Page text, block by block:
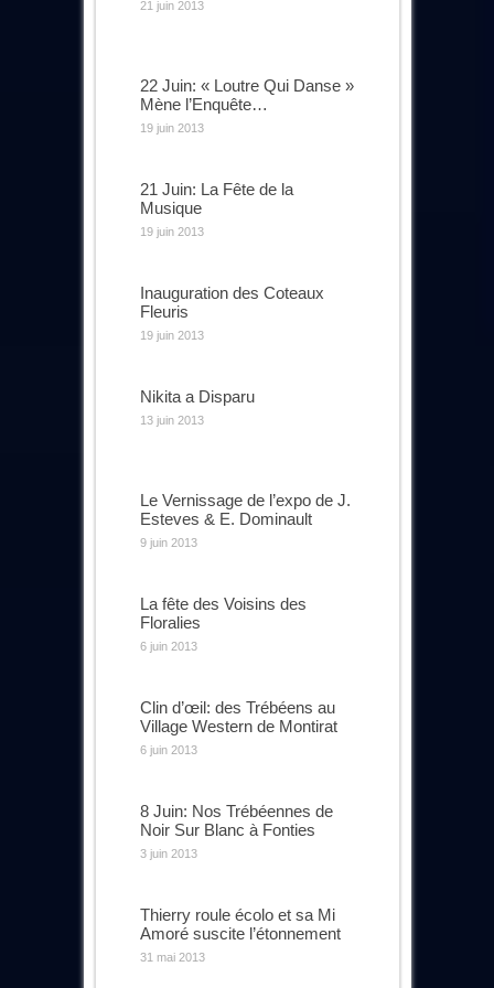
21 juin 2013
22 Juin: « Loutre Qui Danse »
Mène l’Enquête…
19 juin 2013
21 Juin: La Fête de la
Musique
19 juin 2013
Inauguration des Coteaux
Fleuris
19 juin 2013
Nikita a Disparu
13 juin 2013
Le Vernissage de l’expo de J.
Esteves & E. Dominault
9 juin 2013
La fête des Voisins des
Floralies
6 juin 2013
Clin d’œil: des Trébéens au
Village Western de Montirat
6 juin 2013
8 Juin: Nos Trébéennes de
Noir Sur Blanc à Fonties
3 juin 2013
Thierry roule écolo et sa Mi
Amoré suscite l’étonnement
31 mai 2013